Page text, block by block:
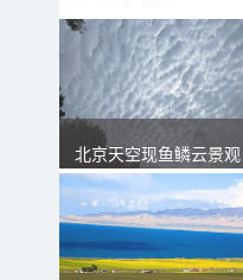
北京天空现鱼鳞云景观